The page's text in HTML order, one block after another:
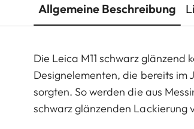
Allgemeine Beschreibung
Die Leica M11 schwarz
Designelementen, die bereits im
sorgten. So werden die aus
schwarz glänzenden Lackierung